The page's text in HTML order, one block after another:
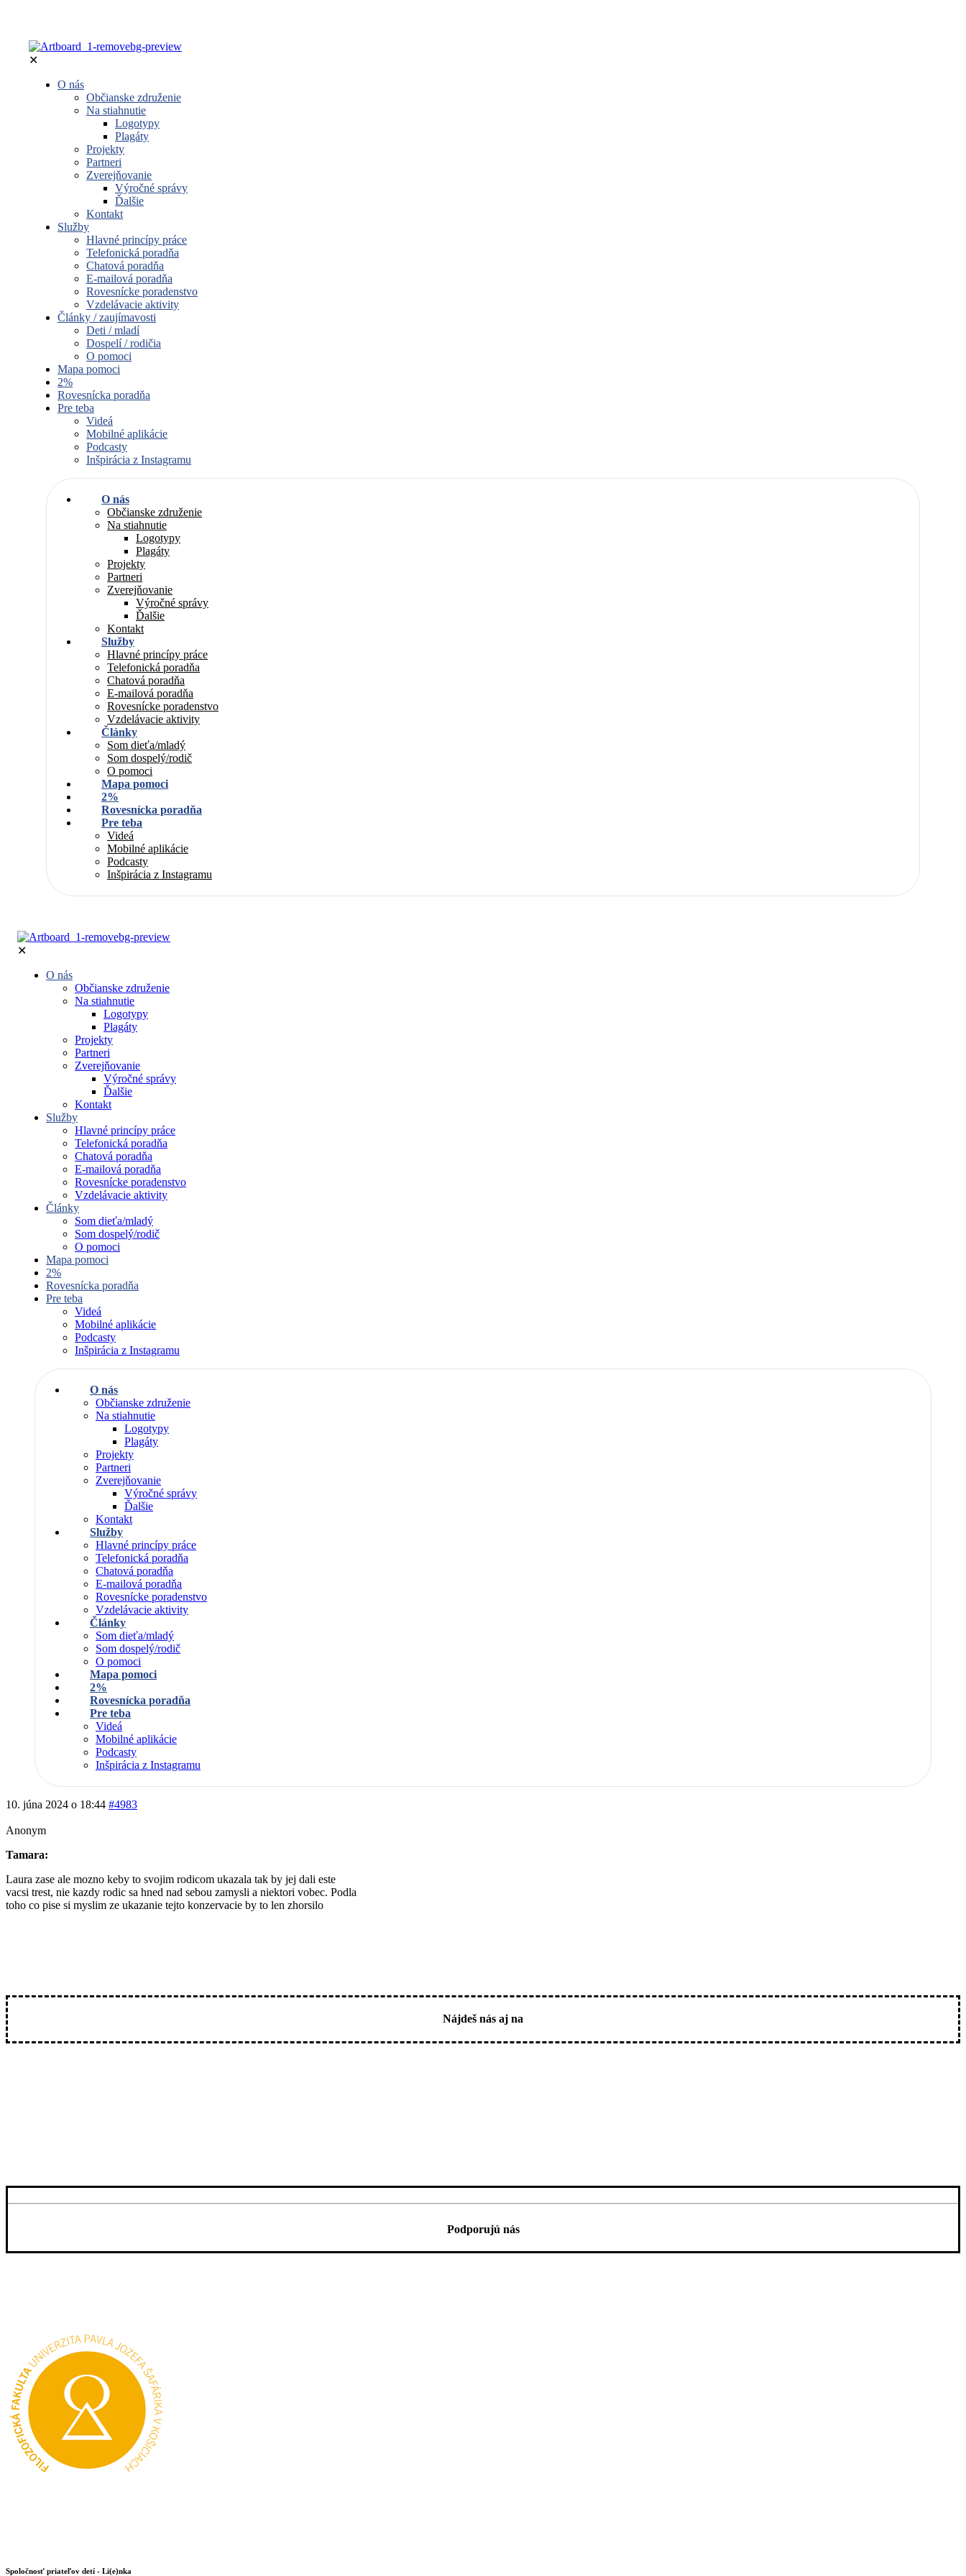
✕
O nás
Občianske združenie
Na stiahnutie
Logotypy
Plagáty
Projekty
Partneri
Zverejňovanie
Výročné správy
Ďalšie
Kontakt
Služby
Hlavné princípy práce
Telefonická poradňa
Chatová poradňa
E-mailová poradňa
Rovesnícke poradenstvo
Vzdelávacie aktivity
Články / zaujímavosti
Deti / mladí
Dospelí / rodičia
O pomoci
Mapa pomoci
2%
Rovesnícka poradňa
Pre teba
Videá
Mobilné aplikácie
Podcasty
Inšpirácia z Instagramu
O nás
Občianske združenie
Na stiahnutie
Logotypy
Plagáty
Projekty
Partneri
Zverejňovanie
Výročné správy
Ďalšie
Kontakt
Služby
Hlavné princípy práce
Telefonická poradňa
Chatová poradňa
E-mailová poradňa
Rovesnícke poradenstvo
Vzdelávacie aktivity
Články
Som dieťa/mladý
Som dospelý/rodič
O pomoci
Mapa pomoci
2%
Rovesnícka poradňa
Pre teba
Videá
Mobilné aplikácie
Podcasty
Inšpirácia z Instagramu
✕
O nás
Občianske združenie
Na stiahnutie
Logotypy
Plagáty
Projekty
Partneri
Zverejňovanie
Výročné správy
Ďalšie
Kontakt
Služby
Hlavné princípy práce
Telefonická poradňa
Chatová poradňa
E-mailová poradňa
Rovesnícke poradenstvo
Vzdelávacie aktivity
Články
Som dieťa/mladý
Som dospelý/rodič
O pomoci
Mapa pomoci
2%
Rovesnícka poradňa
Pre teba
Videá
Mobilné aplikácie
Podcasty
Inšpirácia z Instagramu
O nás
Občianske združenie
Na stiahnutie
Logotypy
Plagáty
Projekty
Partneri
Zverejňovanie
Výročné správy
Ďalšie
Kontakt
Služby
Hlavné princípy práce
Telefonická poradňa
Chatová poradňa
E-mailová poradňa
Rovesnícke poradenstvo
Vzdelávacie aktivity
Články
Som dieťa/mladý
Som dospelý/rodič
O pomoci
Mapa pomoci
2%
Rovesnícka poradňa
Pre teba
Videá
Mobilné aplikácie
Podcasty
Inšpirácia z Instagramu
10. júna 2024 o 18:44 #4983
Anonym
Tamara:
Laura zase ale mozno keby to svojim rodicom ukazala tak by jej dali este
vacsi trest, nie kazdy rodic sa hned nad sebou zamysli a niektori vobec. Podla
toho co pise si myslim ze ukazanie tejto konzervacie by to len zhorsilo
Nájdeš nás aj na
Podporujú nás
Spoločnosť priateľov detí - Li(e)nka